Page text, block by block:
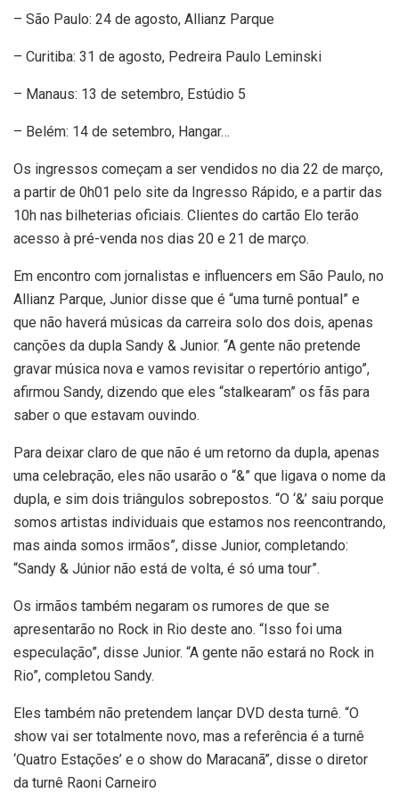
– São Paulo: 24 de agosto, Allianz Parque
– Curitiba: 31 de agosto, Pedreira Paulo Leminski
– Manaus: 13 de setembro, Estúdio 5
– Belém: 14 de setembro, Hangar…
Os ingressos começam a ser vendidos no dia 22 de março,
a partir de 0h01 pelo site da Ingresso Rápido, e a partir das
10h nas bilheterias oficiais. Clientes do cartão Elo terão
acesso à pré-venda nos dias 20 e 21 de março.
Em encontro com jornalistas e influencers em São Paulo, no
Allianz Parque, Junior disse que é “uma turnê pontual” e
que não haverá músicas da carreira solo dos dois, apenas
canções da dupla Sandy & Junior. “A gente não pretende
gravar música nova e vamos revisitar o repertório antigo”,
afirmou Sandy, dizendo que eles “stalkearam” os fãs para
saber o que estavam ouvindo.
Para deixar claro de que não é um retorno da dupla, apenas
uma celebração, eles não usarão o “&” que ligava o nome da
dupla, e sim dois triângulos sobrepostos. “O ‘&’ saiu porque
somos artistas individuais que estamos nos reencontrando,
mas ainda somos irmãos”, disse Junior, completando:
“Sandy & Júnior não está de volta, é só uma tour”.
Os irmãos também negaram os rumores de que se
apresentarão no Rock in Rio deste ano. “Isso foi uma
especulação”, disse Junior. “A gente não estará no Rock in
Rio”, completou Sandy.
Eles também não pretendem lançar DVD desta turnê. “O
show vai ser totalmente novo, mas a referência é a turnê
‘Quatro Estações’ e o show do Maracanã”, disse o diretor
da turnê Raoni Carneiro